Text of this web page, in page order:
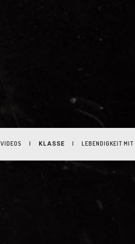
VIDEOS | KLASSE | LEBENDIGKEIT MIT